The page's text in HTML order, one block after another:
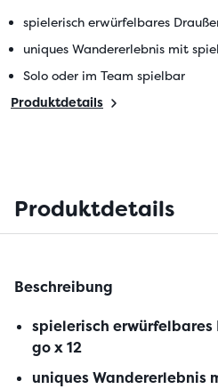
spielerisch erwürfelbares
uniques Wandererlebnis mit
Solo oder im Team spielbar
Produktdetails
Produktdetails
Beschreibung
spielerisch
go x 12
uniques Wandererlebnis